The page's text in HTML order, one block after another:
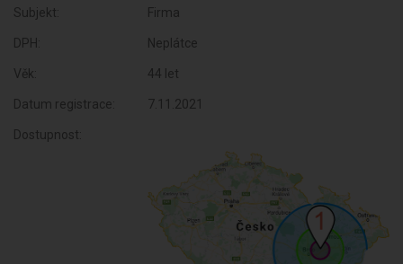
Subjekt: Firma
DPH: Neplátce
Věk: 44 let
Datum registrace: 7.11.2021
Dostupnost: